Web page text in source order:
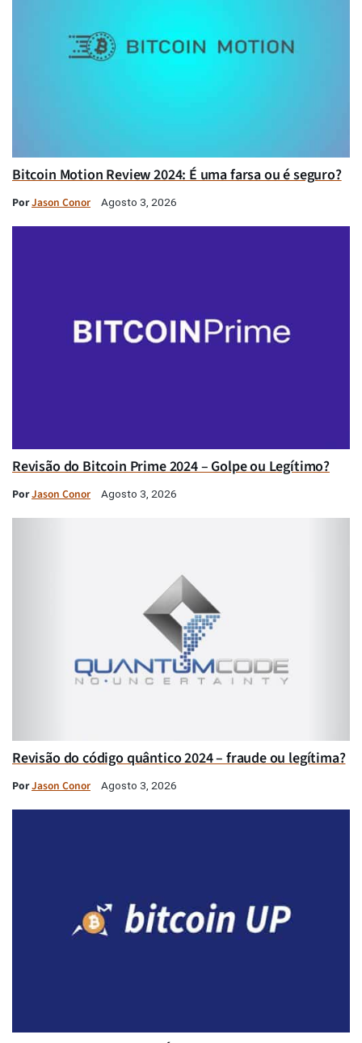
Bitcoin Motion Review 2024: É uma farsa ou é seguro?
PorJason Conor Agosto 3, 2026
Revisão do Bitcoin Prime 2024 – Golpe ou Legítimo?
PorJason Conor Agosto 3, 2026
Revisão do código quântico 2024 – fraude ou legítima?
PorJason Conor Agosto 3, 2026